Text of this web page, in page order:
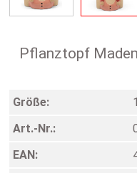
Pflanztopf
Größe:
Art.-Nr.:
EAN: